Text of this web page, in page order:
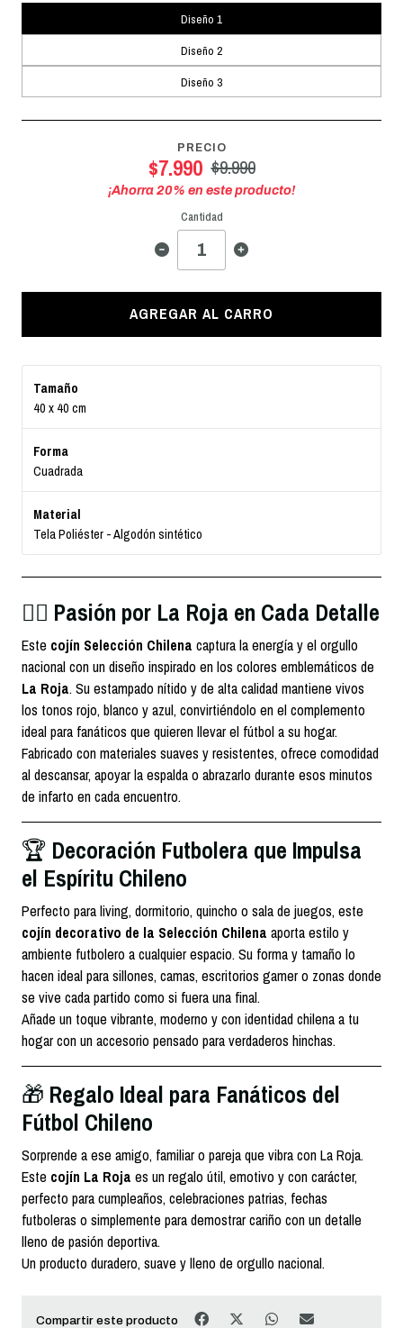
Diseño 1
Diseño 2
Diseño 3
PRECIO
$7.990 $9.990
¡Ahorra20% en este producto!
Cantidad
AGREGAR AL CARRO
Tamaño
40 x 40 cm
Forma
Cuadrada
Material
Tela Poliéster - Algodón sintético
❤️‍🔥 Pasión por La Roja en Cada Detalle
Este cojín Selección Chilena captura la energía y el orgullo
nacional con un diseño inspirado en los colores emblemáticos de
La Roja. Su estampado nítido y de alta calidad mantiene vivos
los tonos rojo, blanco y azul, convirtiéndolo en el complemento
ideal para fanáticos que quieren llevar el fútbol a su hogar.
Fabricado con materiales suaves y resistentes, ofrece comodidad
al descansar, apoyar la espalda o abrazarlo durante esos minutos
de infarto en cada encuentro.
🏆 Decoración Futbolera que Impulsa
el Espíritu Chileno
Perfecto para living, dormitorio, quincho o sala de juegos, este
cojín decorativo de la Selección Chilena aporta estilo y
ambiente futbolero a cualquier espacio. Su forma y tamaño lo
hacen ideal para sillones, camas, escritorios gamer o zonas donde
se vive cada partido como si fuera una final.
Añade un toque vibrante, moderno y con identidad chilena a tu
hogar con un accesorio pensado para verdaderos hinchas.
🎁 Regalo Ideal para Fanáticos del
Fútbol Chileno
Sorprende a ese amigo, familiar o pareja que vibra con La Roja.
Este cojín La Roja es un regalo útil, emotivo y con carácter,
perfecto para cumpleaños, celebraciones patrias, fechas
futboleras o simplemente para demostrar cariño con un detalle
lleno de pasión deportiva.
Un producto duradero, suave y lleno de orgullo nacional.
Compartir este producto